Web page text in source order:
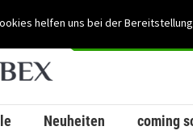
helfen uns bei der
Neuheiten coming